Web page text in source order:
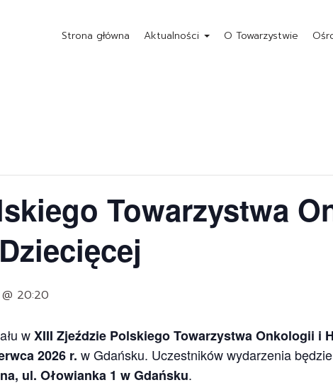
Strona główna Aktualności O Towarzystwie
Towarzystwa
20:20
wXIII Zjeździe Polskiego Towarzystwa Onkologii i
2026 r. w Gdańsku. Uczestników wydarzenia
ul. Ołowianka 1 w Gdańsku.